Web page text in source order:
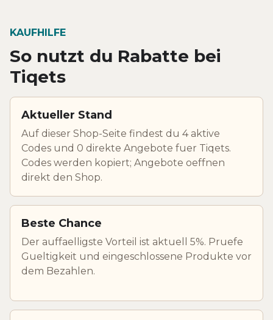
KAUFHILFE
So nutzt du Rabatte bei
Tiqets
Aktueller Stand
Auf dieser Shop-Seite findest du 4 aktive
Codes und 0 direkte Angebote fuer Tiqets.
Codes werden kopiert; Angebote oeffnen
direkt den Shop.
Beste Chance
Der auffaelligste Vorteil ist aktuell 5%. Pruefe
Gueltigkeit und eingeschlossene Produkte vor
dem Bezahlen.